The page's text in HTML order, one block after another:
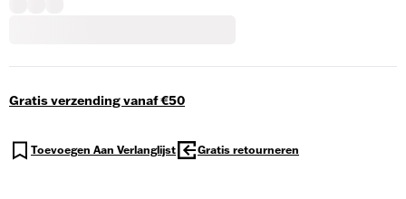
Gratis verzending vanaf €50
Toevoegen Aan Verlanglijst Gratis retourneren